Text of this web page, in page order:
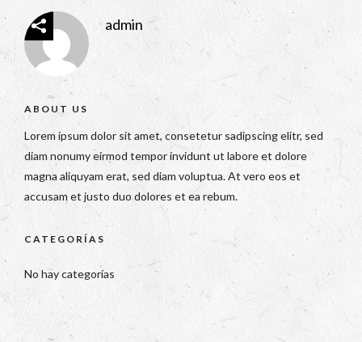
admin
ABOUT US
Lorem ipsum dolor sit amet, consetetur sadipscing elitr, sed
diam nonumy eirmod tempor invidunt ut labore et dolore
magna aliquyam erat, sed diam voluptua. At vero eos et
accusam et justo duo dolores et ea rebum.
CATEGORÍAS
No hay categorías